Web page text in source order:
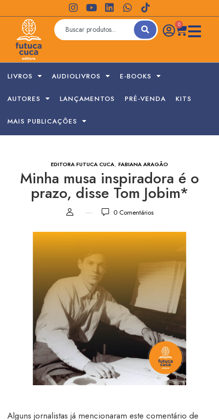
0
LIVROS AUDIOLIVROS E-BOOKS
AUTORES LANÇAMENTOS PRÉ-VENDA KITS
MAIS PUBLICAÇÕES
EDITORA FUTUCA CUCA, FABIANA ARAGÃO
Minha musa inspiradora é o
prazo, disse Tom Jobim*
0Comentários
Alguns jornalistas já mencionaram este comentário de